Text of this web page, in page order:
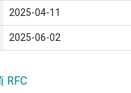
2025-04-11
2025-06-02
RFC